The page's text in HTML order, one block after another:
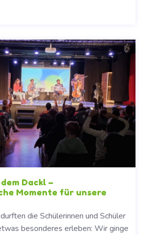
Dackl –
Momente für unsere
die Schülerinnen und Schüler
besonderes erleben: Wir ginge